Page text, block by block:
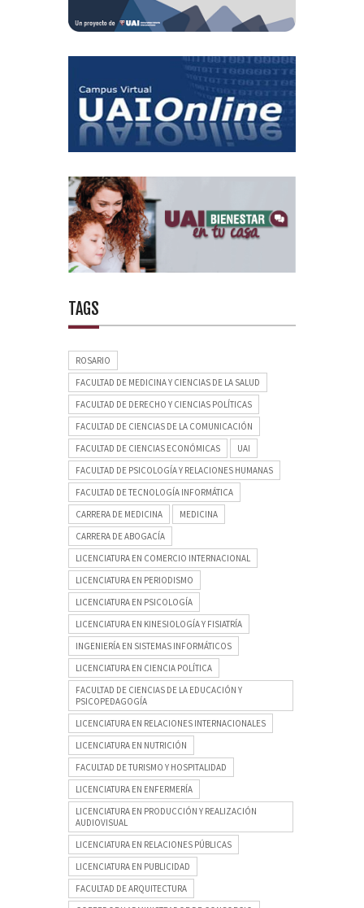
TAGS
ROSARIO
FACULTAD DE MEDICINA Y CIENCIAS DE LA SALUD
FACULTAD DE DERECHO Y CIENCIAS POLÍTICAS
FACULTAD DE CIENCIAS DE LA COMUNICACIÓN
FACULTAD DE CIENCIAS ECONÓMICAS
UAI
FACULTAD DE PSICOLOGÍA Y RELACIONES HUMANAS
FACULTAD DE TECNOLOGÍA INFORMÁTICA
CARRERA DE MEDICINA
MEDICINA
CARRERA DE ABOGACÍA
LICENCIATURA EN COMERCIO INTERNACIONAL
LICENCIATURA EN PERIODISMO
LICENCIATURA EN PSICOLOGÍA
LICENCIATURA EN KINESIOLOGÍA Y FISIATRÍA
INGENIERÍA EN SISTEMAS INFORMÁTICOS
LICENCIATURA EN CIENCIA POLÍTICA
FACULTAD DE CIENCIAS DE LA EDUCACIÓN Y
PSICOPEDAGOGÍA
LICENCIATURA EN RELACIONES INTERNACIONALES
LICENCIATURA EN NUTRICIÓN
FACULTAD DE TURISMO Y HOSPITALIDAD
LICENCIATURA EN ENFERMERÍA
LICENCIATURA EN PRODUCCIÓN Y REALIZACIÓN
AUDIOVISUAL
LICENCIATURA EN RELACIONES PÚBLICAS
LICENCIATURA EN PUBLICIDAD
FACULTAD DE ARQUITECTURA